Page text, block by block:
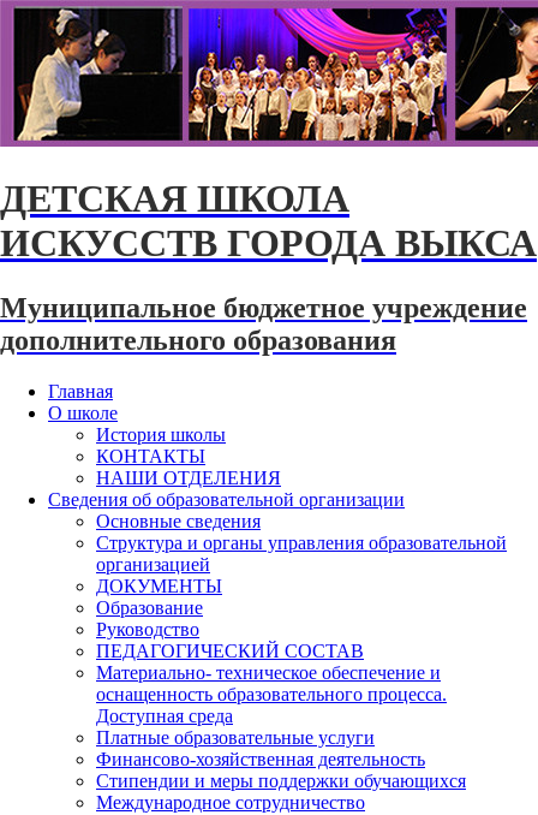
ДЕТСКАЯ ШКОЛА
ИСКУССТВ ГОРОДА ВЫКСА
Муниципальное бюджетное учреждение
дополнительного образования
Главная
О школе
История школы
КОНТАКТЫ
НАШИ ОТДЕЛЕНИЯ
Сведения об образовательной организации
Основные сведения
Структура и органы управления образовательной
организацией
ДОКУМЕНТЫ
Образование
Руководство
ПЕДАГОГИЧЕСКИЙ СОСТАВ
Материально- техническое обеспечение и
оснащенность образовательного процесса.
Доступная среда
Платные образовательные услуги
Финансово-хозяйственная деятельность
Стипендии и меры поддержки обучающихся
Международное сотрудничество